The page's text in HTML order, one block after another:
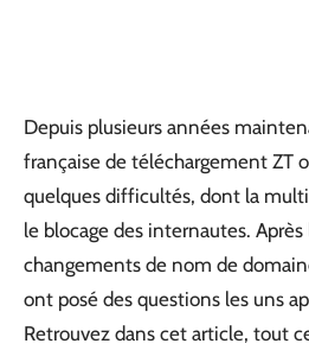
Depuis plusieurs années
française de téléchargement ZT
quelques difficultés, dont la
le blocage des internautes.
changements de nom de
ont posé des questions les uns
Retrouvez dans cet article, tout